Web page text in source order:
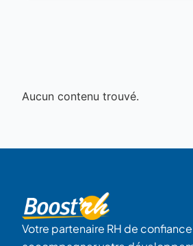
Aucun contenu trouvé.
Votre partenaire RH de